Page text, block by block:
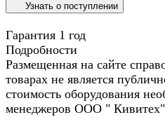
Узнать о поступлении
Гарантия 1 год
Подробности
Размещенная на сайте
товарах не является
стоимость оборудования
менеджеров ООО "